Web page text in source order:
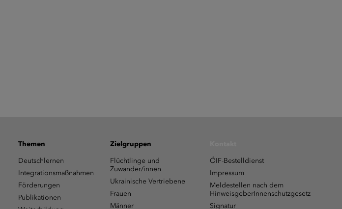
Themen
Deutschlernen
Integrationsmaßnahmen
Förderungen
Publikationen
Zielgruppen
Flüchtlinge und
Zuwander/innen
Ukrainische Vertriebene
Frauen
Männer
ÖIF-Bestelldienst
Impressum
Meldestellen nach dem
HinweisgeberInnenschutzgesetz
Signatur